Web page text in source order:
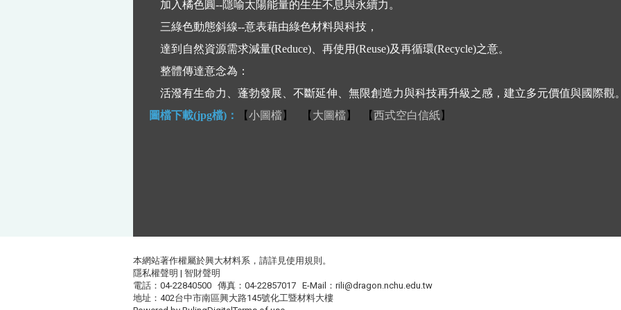
加入橘色圓--隱喻太陽能量的生生不息與永續力。
三綠色動態斜線--意表藉由綠色材料與科技，
達到自然資源需求減量(Reduce)、再使用(Reuse)及再循環(Recycle)之意。
整體傳達意念為：
活潑有生命力、蓬勃發展、不斷延伸、無限創造力與科技再升級之感，建立多元價值與國際觀
圖檔下載(jpg檔)：
【小圖檔】 【 大圖檔】 【西式空白信紙】
本網站著作權屬於興大材料系，請詳見 使用規則 。
隱私權聲明 | 智財聲明
電話：04-22840500 傳真：04-22857017 E-Mail： rili@dragon.nchu.edu.tw
地址：402台中市南區興大路145號化工暨材料大樓